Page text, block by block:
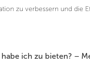
zu verbessern und die
habe ich zu bieten? –